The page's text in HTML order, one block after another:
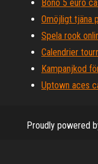
Bono 5 euro
Omöjligt tjäna
Spela rook
Calendrier
Kampanjkod
Uptown aces
Proudly powered